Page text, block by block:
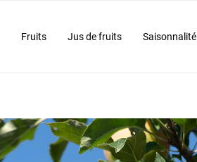
Fruits Jus de fruits Saisonnalité